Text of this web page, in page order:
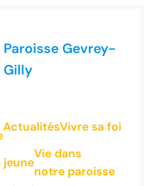
Paroisse Gevrey-
Gilly
ActualitésVivre sa foi
jeune
Vie dans
notre paroisse